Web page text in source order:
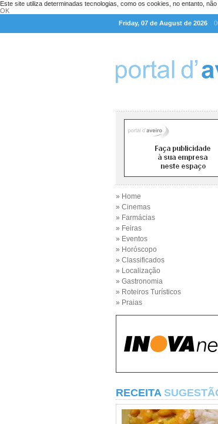
Este site utiliza determinadas tecnologias, como os cookies, no entanto,
OK
Friday, 07 de August de 2026
» Home
» Cinemas
» Farmácias
» Feiras
» Eventos
» Horóscopo
» Classificados
» Localização
» Gastronomia
» Roteiros Turísticos
» Praias
RECEITA